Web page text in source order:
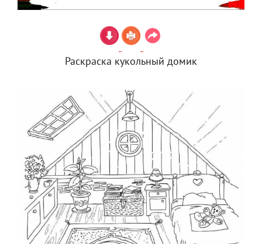
Раскраска кукольный домик